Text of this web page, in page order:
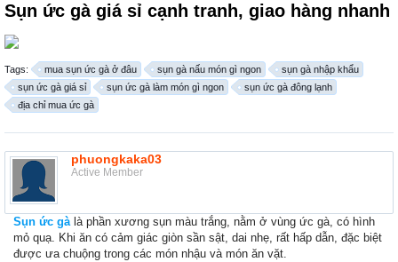
Sụn ức gà giá sỉ cạnh tranh, giao hàng nhanh
Tags: mua sụn ức gà ở đâu sụn gà nấu món gì ngon
sụn gà nhập khẩu
sụn ức gà giá sỉ
sụn ức gà làm món gì ngon
sụn ức gà đông lạnh
địa chỉ mua ức gà
phuongkaka03
Active Member
Sụn ức gàlà phần xương sụn màu trắng, nằm ở vùng ức gà, có hình
mỏ quạ. Khi ăn có cảm giác giòn sần sật, dai nhẹ, rất hấp dẫn, đặc biệt
được ưa chuộng trong các món nhậu và món ăn vặt.